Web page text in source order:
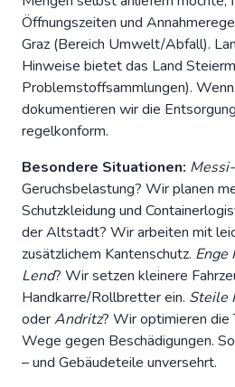
Öffnungszeiten und
Graz (Bereich Umwelt/Abfall).
Hinweise bietet das Land
Problemstoffsammlungen).
dokumentieren wir die
regelkonform.
Besondere Situationen:
Geruchsbelastung? Wir planen
Schutzkleidung und
der Altstadt? Wir arbeiten mit
zusätzlichem Kantenschutz. Enge
Lend? Wir setzen kleinere
Handkarre/Rollbretter ein. Steile
oderAndritz? Wir optimieren die
Wege gegen Beschädigungen.
– und Gebäudeteile unversehrt.